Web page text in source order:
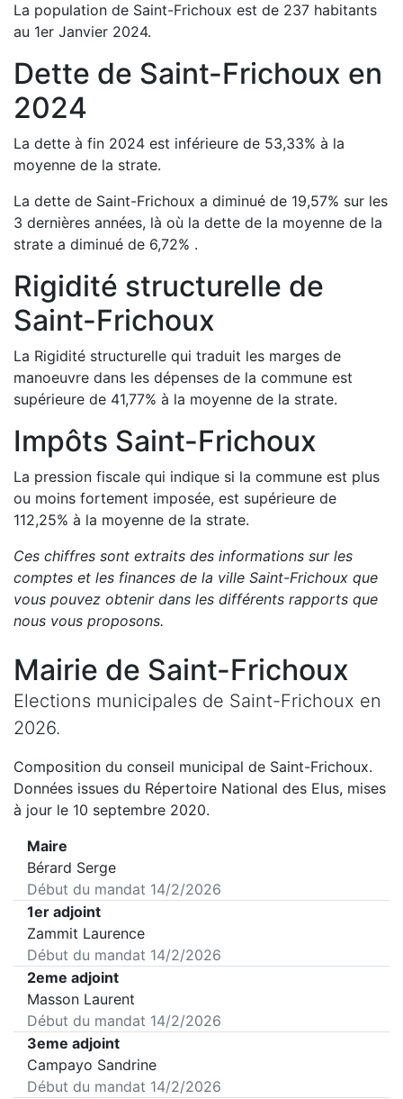
La population de Saint-Frichoux est de 237 habitants
au 1er Janvier 2024.
Dette de Saint-Frichoux en
2024
La dette à fin 2024 est inférieure de 53,33% à la
moyenne de la strate.
La dette de Saint-Frichoux a diminué de 19,57% sur les
3 dernières années, là où la dette de la moyenne de la
strate a diminué de 6,72% .
Rigidité structurelle de
Saint-Frichoux
La Rigidité structurelle qui traduit les marges de
manoeuvre dans les dépenses de la commune est
supérieure de 41,77% à la moyenne de la strate.
Impôts Saint-Frichoux
La pression fiscale qui indique si la commune est plus
ou moins fortement imposée, est supérieure de
112,25% à la moyenne de la strate.
Ces chiffres sont extraits des informations sur les
comptes et les finances de la ville Saint-Frichoux que
vous pouvez obtenir dans les différents rapports que
nous vous proposons.
Mairie de Saint-Frichoux
Elections municipales de Saint-Frichoux en
2026.
Composition du conseil municipal de Saint-Frichoux.
Données issues du Répertoire National des Elus, mises
à jour le 10 septembre 2020.
Maire
Bérard Serge
Début du mandat 14/2/2026
1er adjoint
Zammit Laurence
Début du mandat 14/2/2026
2eme adjoint
Masson Laurent
Début du mandat 14/2/2026
3eme adjoint
Campayo Sandrine
Début du mandat 14/2/2026